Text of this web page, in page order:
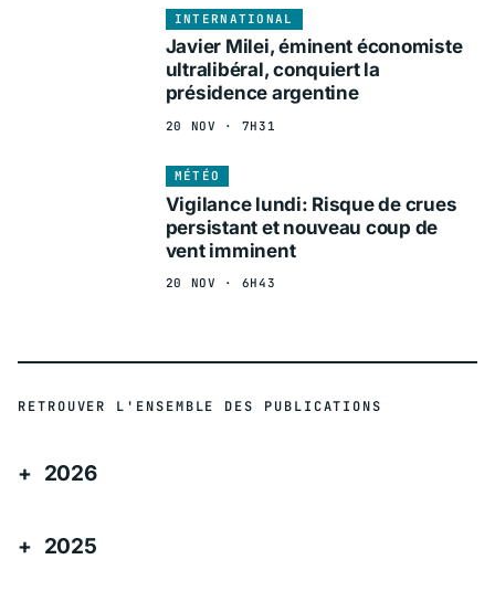
INTERNATIONAL
Javier Milei, éminent économiste
ultralibéral, conquiert la
présidence argentine
20 NOV · 7H31
MÉTÉO
Vigilance lundi: Risque de crues
persistant et nouveau coup de
vent imminent
20 NOV · 6H43
RETROUVER L'ENSEMBLE DES PUBLICATIONS
2026
2025